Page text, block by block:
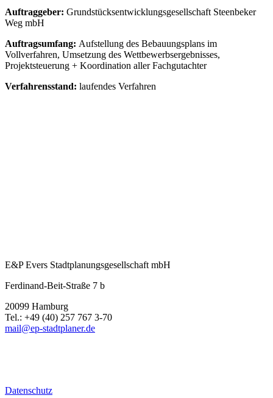
Auftraggeber: Grundstücksentwicklungsgesellschaft Steenbeker
Weg mbH
Auftragsumfang: Aufstellung des Bebauungsplans im
Vollverfahren, Umsetzung des Wettbewerbsergebnisses,
Projektsteuerung + Koordination aller Fachgutachter
Verfahrensstand: laufendes Verfahren
E&P Evers Stadtplanungsgesellschaft mbH
Ferdinand-Beit-Straße 7 b
20099 Hamburg
Tel.: +49 (40) 257 767 3-70
mail@ep-stadtplaner.de
Datenschutz